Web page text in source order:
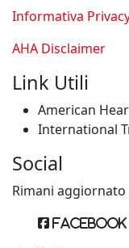
Informativa
AHA Disclaimer
Link Utili
American
International
Social
Rimani
Facebook